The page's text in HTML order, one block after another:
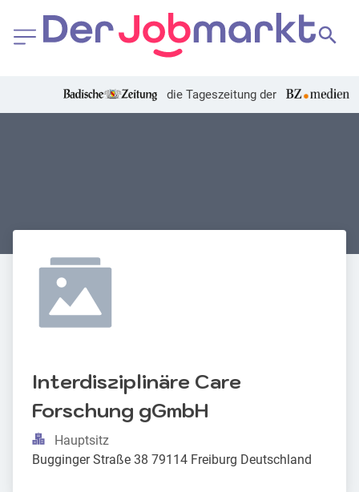
die Tageszeitung der
Interdisziplinäre Care
Forschung gGmbH
Hauptsitz
Bugginger Straße 38 79114 Freiburg Deutschland